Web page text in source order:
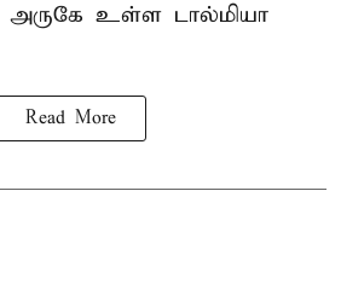
அருகே உள்ள டால்மியா
Read More